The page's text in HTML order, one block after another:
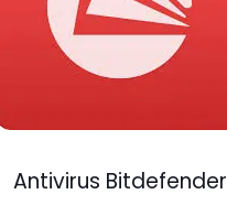
Antivirus Bitdefender